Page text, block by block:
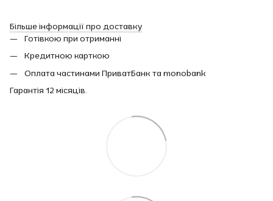
Більше інформації про доставку
Готівкою при отриманні
Кредитною карткою
Оплата частинами ПриватБанк та monobank
Гарантія 12 місяців.